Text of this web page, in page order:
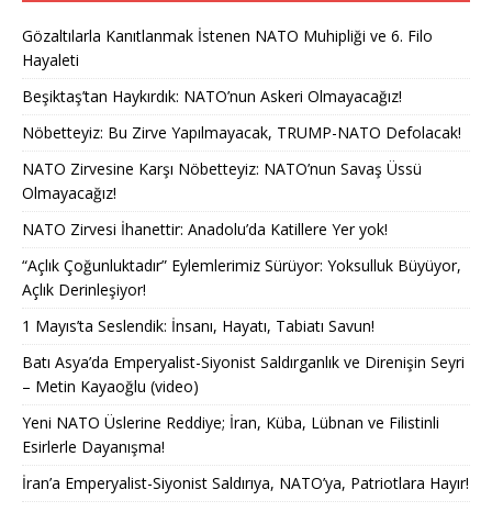
Gözaltılarla Kanıtlanmak İstenen NATO Muhipliği ve 6. Filo
Hayaleti
Beşiktaş’tan Haykırdık: NATO’nun Askeri Olmayacağız!
Nöbetteyiz: Bu Zirve Yapılmayacak, TRUMP-NATO Defolacak!
NATO Zirvesine Karşı Nöbetteyiz: NATO’nun Savaş Üssü
Olmayacağız!
NATO Zirvesi İhanettir: Anadolu’da Katillere Yer yok!
“Açlık Çoğunluktadır” Eylemlerimiz Sürüyor: Yoksulluk Büyüyor,
Açlık Derinleşiyor!
1 Mayıs’ta Seslendik: İnsanı, Hayatı, Tabiatı Savun!
Batı Asya’da Emperyalist-Siyonist Saldırganlık ve Direnişin Seyri
– Metin Kayaoğlu (video)
Yeni NATO Üslerine Reddiye; İran, Küba, Lübnan ve Filistinli
Esirlerle Dayanışma!
İran’a Emperyalist-Siyonist Saldırıya, NATO’ya, Patriotlara Hayır!